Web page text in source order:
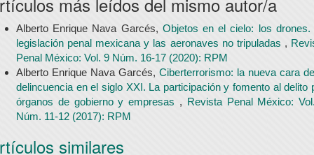
Alberto Enrique Nava Garcés, Objetos en el cielo: los drones.
legislación penal mexicana y las aeronaves no tripuladas ,
Penal México: Vol. 9 Núm. 16-17 (2020): RPM
Alberto Enrique Nava Garcés, Ciberterrorismo: la nueva cara
delincuencia en el siglo XXI. La participación y fomento al delito
órganos de gobierno y empresas , Revista Penal México:
Núm. 11-12 (2017): RPM
similares